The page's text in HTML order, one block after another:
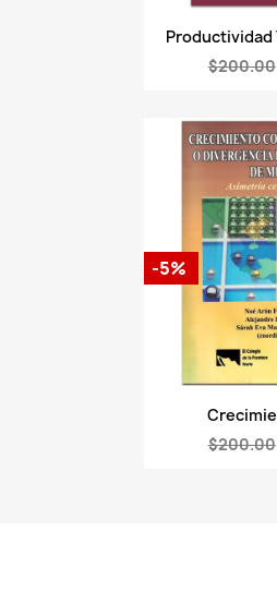

Productividad
$200.00

$200.00
-5%